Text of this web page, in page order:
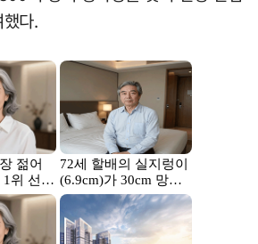
다.